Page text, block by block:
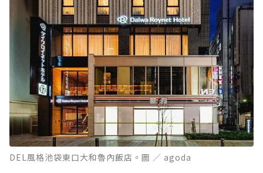
DEL風格池袋東口大和魯內飯店。圖 ／ agoda